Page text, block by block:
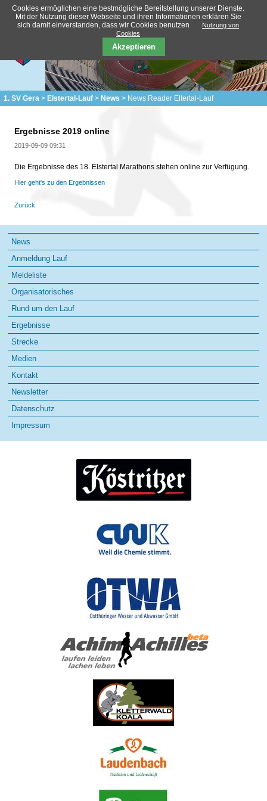
1. SV Gera Elstertal-Lauf News News Reader Eltertal-Lauf
Ergebnisse 2019 online
2019-09-09 09:31
Die Ergebnisse des 18. Elstertal Marathons stehen online zur Verfügung.
Hier geht's zu den Ergebnissen
Zurück
Navigation
überspringen
News
Anmeldung Lauf
Meldeliste
Organisatorisches
Rund um den Lauf
Ergebnisse
Strecke
Medien
Kontakt
Newsletter
Datenschutz
Impressum
Cookies ermöglichen eine bestmögliche Bereitstellung unserer Dienste.
Mit der Nutzung dieser Webseite und ihren Informationen erklären Sie
sich damit einverstanden, dass wir Cookies benutzen
Nutzung von
Cookies
Akzeptieren